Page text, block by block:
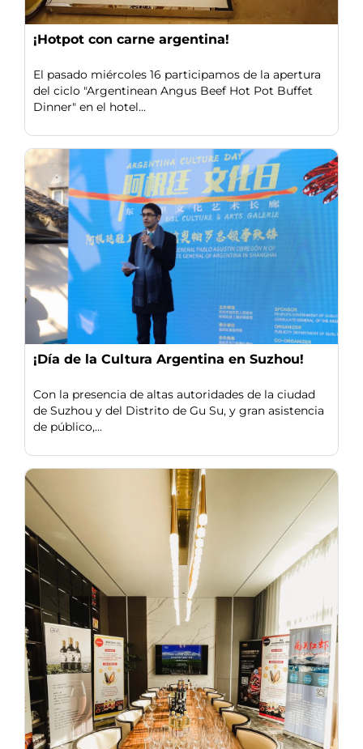
¡Hotpot con carne argentina!
El pasado miércoles 16 participamos de la apertura
del ciclo "Argentinean Angus Beef Hot Pot Buffet
Dinner" en el hotel...
¡Día de la Cultura Argentina en Suzhou!
Con la presencia de altas autoridades de la ciudad
de Suzhou y del Distrito de Gu Su, y gran asistencia
de público,...